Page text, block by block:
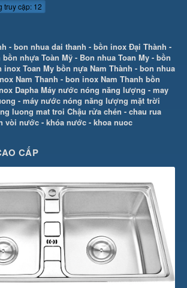
truy cập: 12
- bon nhua dai thanh - bồn inox Đại Thành -
bồn nhựa Toàn Mỹ - Bon nhua Toan My - bồn
inox Toan My bồn nựa Nam Thành - bon nhua
Nam Thanh - bon inox Nam Thanh bồn
Dapha Máy nước nóng năng lượng - may
- máy nước nóng năng lượng mặt trời
luong mat troi Chậu rửa chén - chau rua
vòi nước - khóa nước - khoa nuoc
CẤP